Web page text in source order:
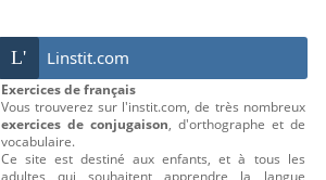
L' Linstit.com
Exercices de français
Vous trouverez sur l'instit.com, de très nombreux
exercices de conjugaison, d'orthographe et de
vocabulaire.
Ce site est destiné aux enfants, et à tous les